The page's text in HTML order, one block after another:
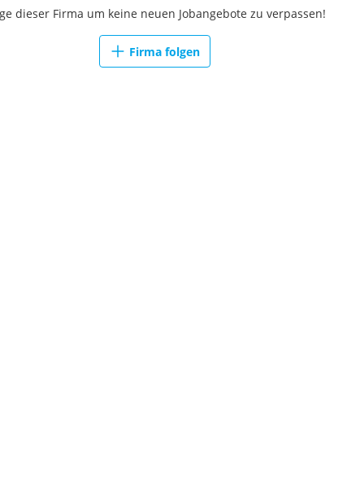
dieser Firma um keine neuen Jobangebote zu verpassen!
Firma folgen